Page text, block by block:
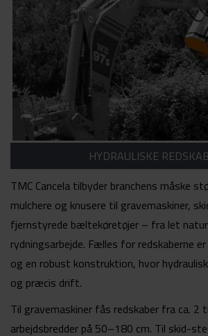
HYDRAULISKE
TMC Cancela tilbyder branchens måske
mulchere og knusere til gravemaskiner,
fjernstyrede bæltekøretøjer – fra let
rydningsarbejde. Fælles for redskaberne
og en robust konstruktion, hvor
og præcis drift.
Til gravemaskiner fås redskaber fra ca. 2
arbejdsbredder på 50–180 cm. Til skid-